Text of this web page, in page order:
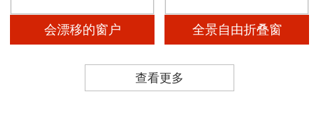
会漂移的窗户 全景自由折叠窗
查看更多